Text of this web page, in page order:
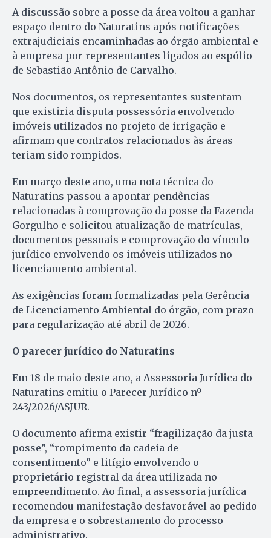
A discussão sobre a posse da área voltou a ganhar
espaço dentro do Naturatins após notificações
extrajudiciais encaminhadas ao órgão ambiental e
à empresa por representantes ligados ao espólio
de Sebastião Antônio de Carvalho.
Nos documentos, os representantes sustentam
que existiria disputa possessória envolvendo
imóveis utilizados no projeto de irrigação e
afirmam que contratos relacionados às áreas
teriam sido rompidos.
Em março deste ano, uma nota técnica do
Naturatins passou a apontar pendências
relacionadas à comprovação da posse da Fazenda
Gorgulho e solicitou atualização de matrículas,
documentos pessoais e comprovação do vínculo
jurídico envolvendo os imóveis utilizados no
licenciamento ambiental.
As exigências foram formalizadas pela Gerência
de Licenciamento Ambiental do órgão, com prazo
para regularização até abril de 2026.
O parecer jurídico do Naturatins
Em 18 de maio deste ano, a Assessoria Jurídica do
Naturatins emitiu o Parecer Jurídico nº
243/2026/ASJUR.
O documento afirma existir “fragilização da justa
posse”, “rompimento da cadeia de
consentimento” e litígio envolvendo o
proprietário registral da área utilizada no
empreendimento. Ao final, a assessoria jurídica
recomendou manifestação desfavorável ao pedido
da empresa e o sobrestamento do processo
administrativo.